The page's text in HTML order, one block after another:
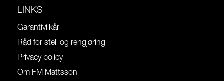
LINKS
Garantivilkår
Råd for stell og rengjøring
Privacy policy
Om FM Mattsson